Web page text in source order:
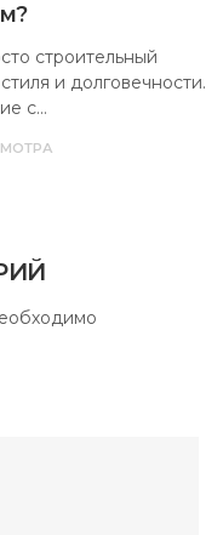
строительный
и долговечности.
с…